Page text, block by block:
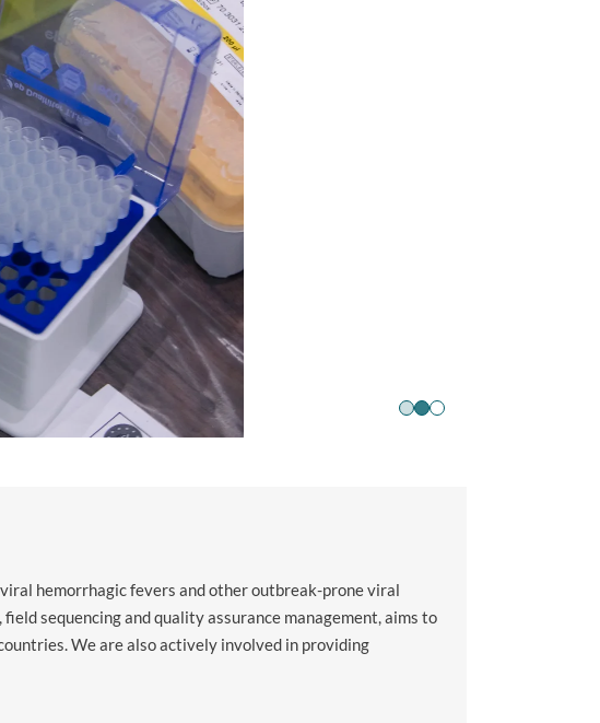
hemorrhagic fevers and other outbreak-prone viral
sequencing and quality assurance management, aims to
We are also actively involved in providing